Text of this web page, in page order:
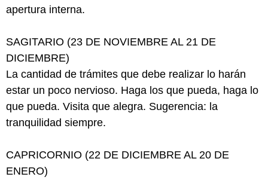
apertura interna.
SAGITARIO (23 DE NOVIEMBRE AL 21 DE
DICIEMBRE)
La cantidad de trámites que debe realizar lo harán
estar un poco nervioso. Haga los que pueda, haga lo
que pueda. Visita que alegra. Sugerencia: la
tranquilidad siempre.
CAPRICORNIO (22 DE DICIEMBRE AL 20 DE
ENERO)